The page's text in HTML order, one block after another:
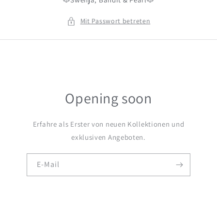
Mit Passwort betreten
Opening soon
Erfahre als Erster von neuen Kollektionen und
exklusiven Angeboten.
E-Mail